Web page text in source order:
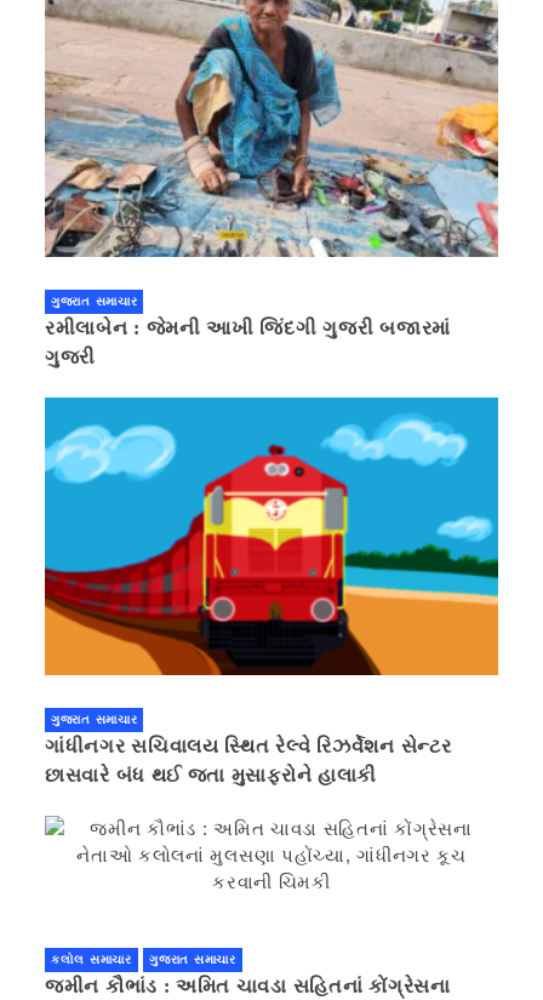
ગુજરાત સમાચાર
રમીલાબેન : જેમની આખી જિંદગી ગુજરી બજારમાં
ગુજરી
ગુજરાત સમાચાર
ગાંધીનગર સચિવાલય સ્થિત રેલ્વે રિઝર્વેશન સેન્ટર
છાસવારે બંધ થઈ જતા મુસાફરોને હાલાકી
કલોલ સમાચાર ગુજરાત સમાચાર
જમીન કૌભાંડ : અમિત ચાવડા સહિતનાં કોંગ્રેસના